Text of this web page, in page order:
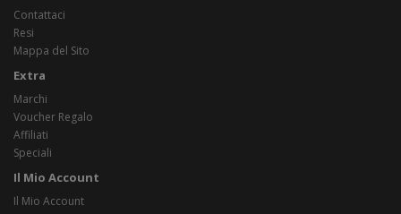
Contattaci
Resi
Mappa del Sito
Extra
Marchi
Voucher Regalo
Affiliati
Speciali
Il Mio Account
Il Mio Account